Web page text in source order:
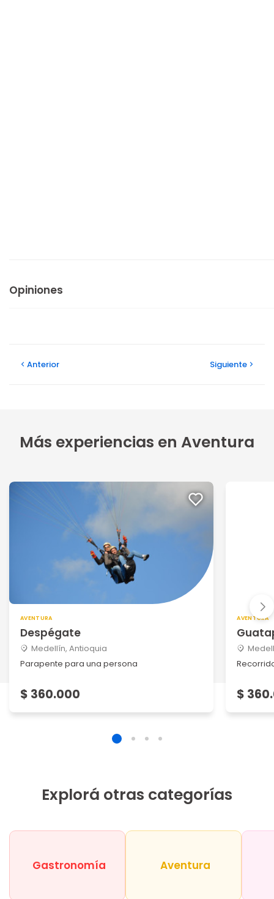
Opiniones
Anterior Siguiente
Más experiencias en Aventura
AVENTURA
Despégate
Medellín, Antioquia
Parapente para una persona
$ 360.000
AVENTURA
$
Explorá otras categorías
Gastronomía Aventura